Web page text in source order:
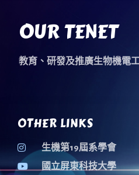
OTHER LINKS
生機第19屆系學會
國立屏東科技大學
OUR TENET
教育、研發及推廣生物機電